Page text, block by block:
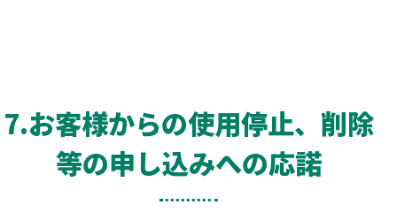
7.お客様からの使用停止、削除
等の申し込みへの応諾